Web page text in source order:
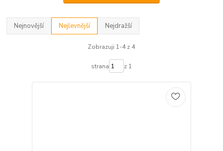
Nejnovější Nejlevnější Nejdražší
Zobrazuji 1-4 z 4
strana z 1